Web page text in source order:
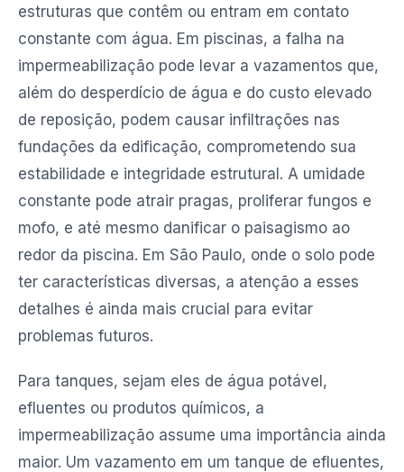
estruturas que contêm ou entram em contato
constante com água. Em piscinas, a falha na
impermeabilização pode levar a vazamentos que,
além do desperdício de água e do custo elevado
de reposição, podem causar infiltrações nas
fundações da edificação, comprometendo sua
estabilidade e integridade estrutural. A umidade
constante pode atrair pragas, proliferar fungos e
mofo, e até mesmo danificar o paisagismo ao
redor da piscina. Em São Paulo, onde o solo pode
ter características diversas, a atenção a esses
detalhes é ainda mais crucial para evitar
problemas futuros.
Para tanques, sejam eles de água potável,
efluentes ou produtos químicos, a
impermeabilização assume uma importância ainda
maior. Um vazamento em um tanque de efluentes,